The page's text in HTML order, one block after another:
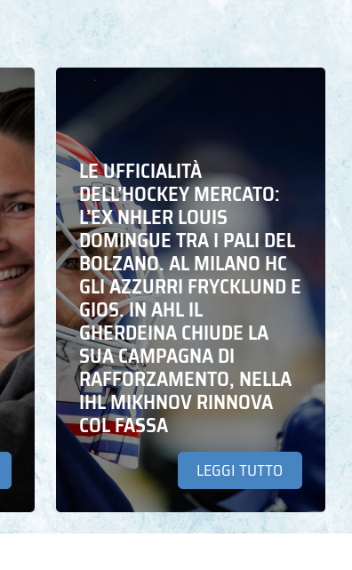
LE UFFICIALITÀ
DELL’HOCKEY MERCATO:
L’EX NHLER LOUIS
DOMINGUE TRA I PALI DEL
BOLZANO. AL MILANO HC
GLI AZZURRI FRYCKLUND E
GIOS. IN AHL IL
GHERDEINA CHIUDE LA
SUA CAMPAGNA DI
RAFFORZAMENTO, NELLA
IHL MIKHNOV RINNOVA
COL FASSA
LEGGI TUTTO